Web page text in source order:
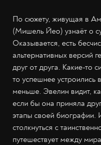
По сюжету, живущая в
(Мишель Йео) узнаёт о
Оказывается, есть
альтернативных версий
друг от друга. Какие-то
то успешнее
меньше. Эвелин видит,
если бы она приняла
этапы своей биографии.
столкнуться с
путешествует между